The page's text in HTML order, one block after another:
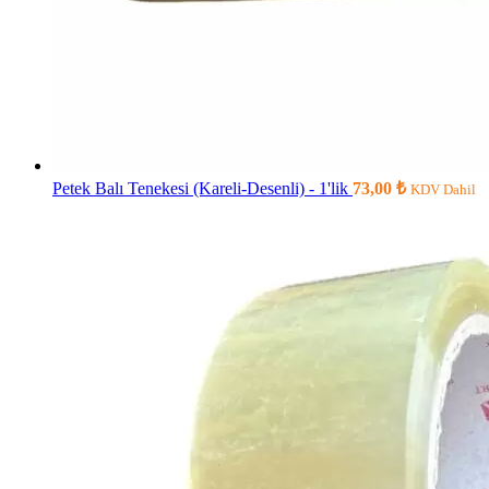
Petek Balı Tenekesi (Kareli-Desenli) - 1'lik 73,00 ₺ KDV Dahil